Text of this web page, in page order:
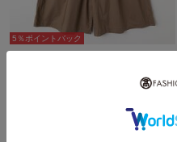
5％ポイントバック
UNIVERSAL TISSU